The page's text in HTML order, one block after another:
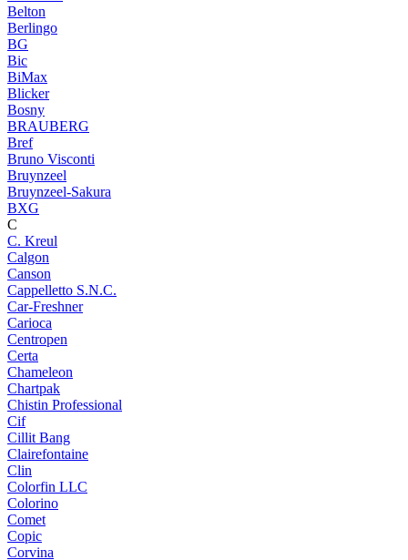
Belton
Berlingo
BG
Bic
BiMax
Blicker
Bosny
BRAUBERG
Bref
Bruno Visconti
Bruynzeel
Bruynzeel-Sakura
BXG
C
C. Kreul
Calgon
Canson
Cappelletto S.N.C.
Car-Freshner
Carioca
Centropen
Certa
Chameleon
Chartpak
Chistin Professional
Cif
Cillit Bang
Clairefontaine
Clin
Colorfin LLC
Colorino
Comet
Copic
Corvina